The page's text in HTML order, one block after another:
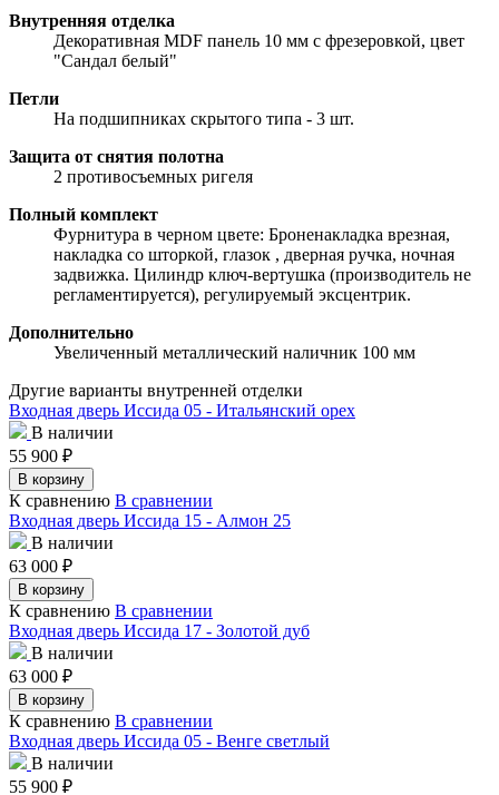
Внутренняя отделка
Декоративная MDF панель 10 мм с фрезеровкой, цвет
"Сандал белый"
Петли
На подшипниках скрытого типа - 3 шт.
Защита от снятия полотна
2 противосъемных ригеля
Полный комплект
Фурнитура в черном цвете: Броненакладка врезная,
накладка со шторкой, глазок , дверная ручка, ночная
задвижка. Цилиндр ключ-вертушка (производитель не
регламентируется), регулируемый эксцентрик.
Дополнительно
Увеличенный металлический наличник 100 мм
Другие варианты внутренней отделки
Входная дверь Иссида 05 - Итальянский орех
В наличии
55 900 ₽
В корзину
К сравнению В сравнении
Входная дверь Иссида 15 - Алмон 25
В наличии
63 000 ₽
В корзину
К сравнению В сравнении
Входная дверь Иссида 17 - Золотой дуб
В наличии
63 000 ₽
В корзину
К сравнению В сравнении
Входная дверь Иссида 05 - Венге светлый
В наличии
55 900 ₽